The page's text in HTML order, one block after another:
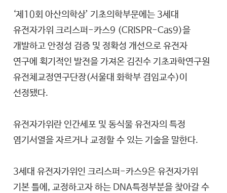
‘제10회 아산의학상’ 기초의학부문에는 3세대
유전자가위 크리스퍼-카스9 (CRISPR-Cas9)을
개발하고 안정성 검증 및 정확성 개선으로 유전자
연구에 획기적인 발전을 가져온 김진수 기초과학연구원
유전체교정연구단장(서울대 화학부 겸임교수)이
선정됐다.
유전자가위란 인간세포 및 동식물 유전자의 특정
염기서열을 자르거나 교정할 수 있는 기술을 말한다.
3세대 유전자가위인 크리스퍼-카스9은 유전자가위
기본 틀에, 교정하고자 하는 DNA특정부분을 찾아갈 수